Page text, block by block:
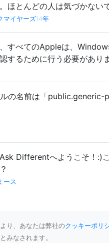
ほとんどの人は気づかない
マイヤーズ14年
すべてのAppleは、
するために行う必要があり
の名前は「public.generic-
Differentへようこそ！:)
ース
り、あなたは弊社のクッキーポリ
みなされます。